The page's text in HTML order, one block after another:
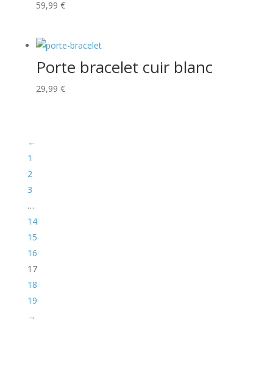
59,99 €
Porte bracelet cuir blanc
29,99 €
←
1
2
3
…
14
15
16
17
18
19
→